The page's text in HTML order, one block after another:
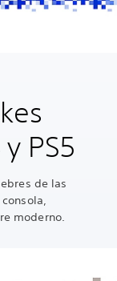
PS5
de las
moderno.